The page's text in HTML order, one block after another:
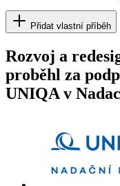
Přidat vlastní příběh
Rozvoj a
proběhl za
UNIQA v